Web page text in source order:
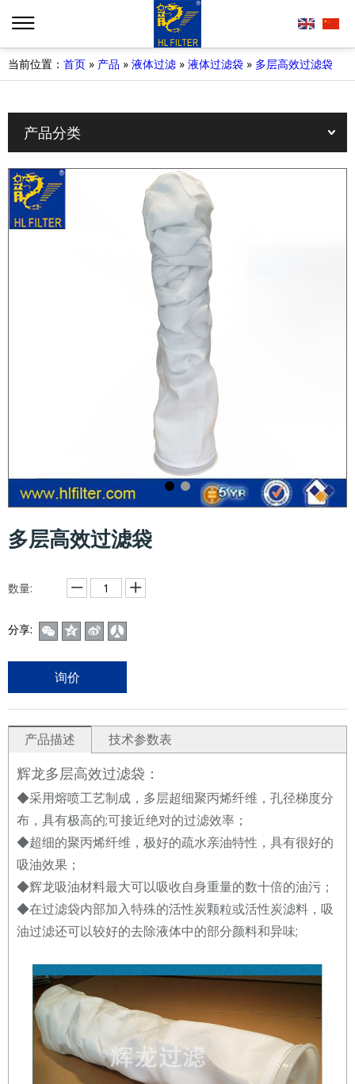
当前位置： 首页 » 产品 » 液体过滤 » 液体过滤袋 » 多层高效过滤袋
产品分类
多层高效过滤袋
数量:
分享:
询价
产品描述 技术参数表
辉龙多层高效过滤袋：
◆采用熔喷工艺制成，多层超细聚丙烯纤维，孔径梯度分
布，具有极高的;可接近绝对的过滤效率；
◆超细的聚丙烯纤维，极好的疏水亲油特性，具有很好的
吸油效果；
◆辉龙吸油材料最大可以吸收自身重量的数十倍的油污；
◆在过滤袋内部加入特殊的活性炭颗粒或活性炭滤料，吸
油过滤还可以较好的去除液体中的部分颜料和异味;